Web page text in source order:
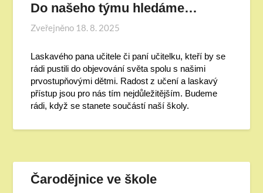
Do našeho týmu hledáme…
Zveřejněno 18. 8. 2025
Laskavého pana učitele či paní učitelku, kteří by se
rádi pustili do objevování světa spolu s našimi
prvostupňovými dětmi. Radost z učení a laskavý
přístup jsou pro nás tím nejdůležitějším. Budeme
rádi, když se stanete součástí naší školy.
Čarodějnice ve škole